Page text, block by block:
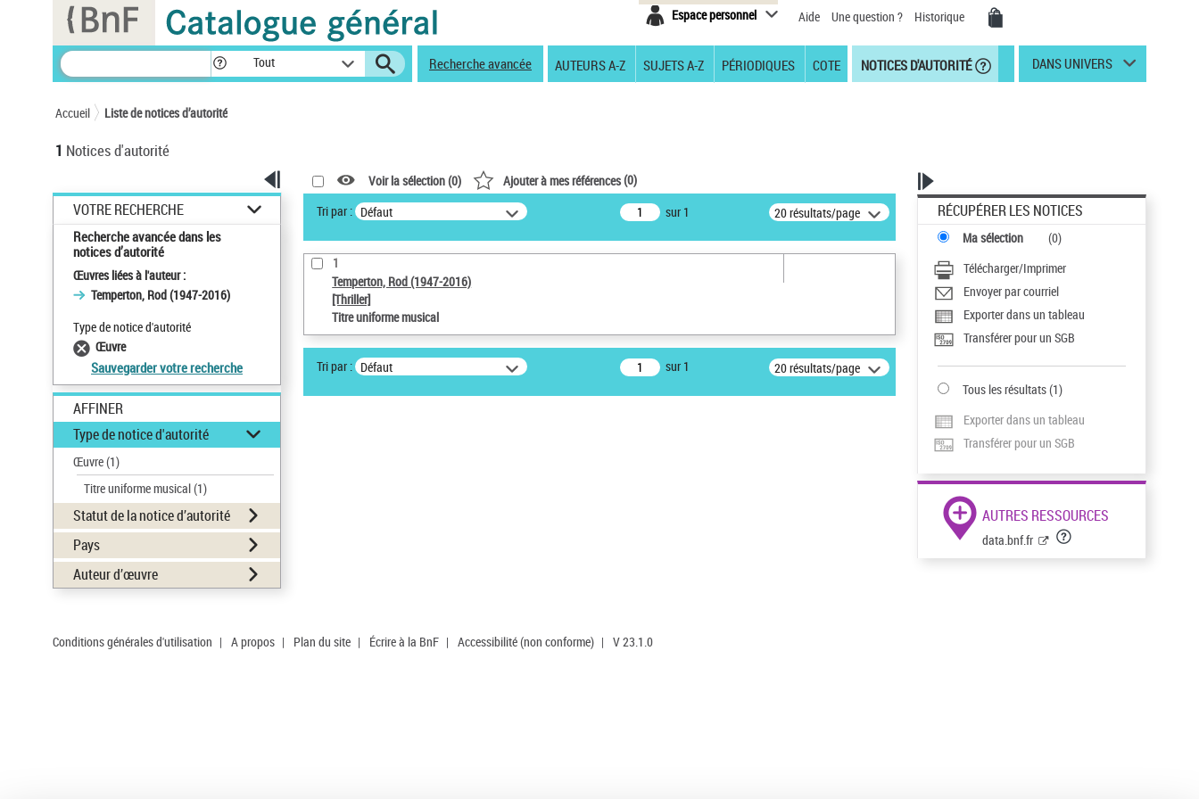
Espace personnel Aide Une question ? Historique
Tout Recherche avancée AUTEURS A-Z SUJETS A-Z PÉRIODIQUES COTE NOTICES D'AUTORITÉ DANS UNIVERS
Accueil Liste de notices d’autorité
1 Notices d'autorité
VOTRE RECHERCHE
Recherche avancée dans les
notices d’autorité
Œuvres liées à l'auteur :
Temperton, Rod (1947-2016)
Type de notice d'autorité
Œuvre
Sauvegarder votre recherche
AFFINER
Type de notice d'autorité
Œuvre(1)
Titre uniforme musical(1)
Statut de la notice d’autorité
Pays
Auteur d’œuvre
Voir la sélection (0) Ajouter à mes références(0)
Tri par : Défaut sur 1 20 résultats/page
1
Temperton, Rod (1947-2016)
[Thriller]
Titre uniforme musical
Tri par : Défaut sur 1 20 résultats/page
RÉCUPÉRER LES NOTICES
Ma sélection (0)
Télécharger/Imprimer
Envoyer par courriel
Exporter dans un tableau
Transférer pour un SGB
Tous les résultats(1)
Exporter dans un tableau
Transférer pour un SGB
AUTRES RESSOURCES
data.bnf.fr
Conditions générales d'utilisation | A propos | Plan du site | Écrire à la BnF | Accessibilité (non conforme) | V 23.1.0
Panneau de gestion des cookies